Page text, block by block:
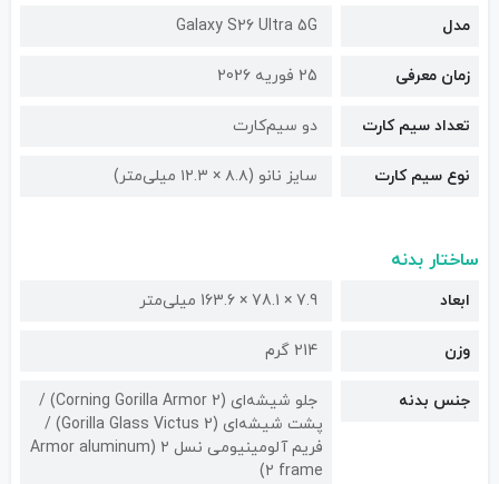
مدل Galaxy S26 Ultra 5G
زمان معرفی 25 فوریه 2026
تعداد سیم کارت دو سیم‌کارت
نوع سیم کارت سایز نانو (۸.۸ × ۱۲.۳ میلی‌متر)
ساختار بدنه
ابعاد 7.9 × 78.1 × 163.6 میلی‌متر
وزن 214 گرم
جنس بدنه
جلو شیشه‌ای (Corning Gorilla Armor 2) /
پشت شیشه‌ای (Gorilla Glass Victus 2) /
فریم آلومینیومی نسل ۲ (Armor aluminum
۲ frame)